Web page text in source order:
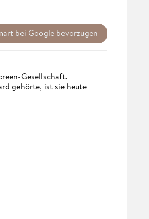
bei Google bevorzugen
Gesellschaft.
gehörte, ist sie heute